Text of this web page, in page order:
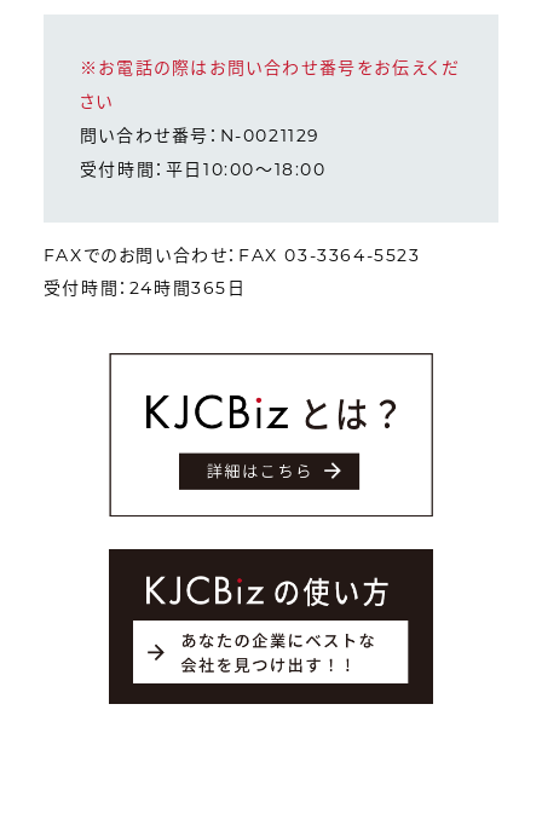
※お電話の際はお問い合わせ番号をお伝えくだ
さい
問い合わせ番号：N-0021129
受付時間：平日10:00～18:00
FAXでのお問い合わせ：FAX 03-3364-5523
受付時間：24時間365日